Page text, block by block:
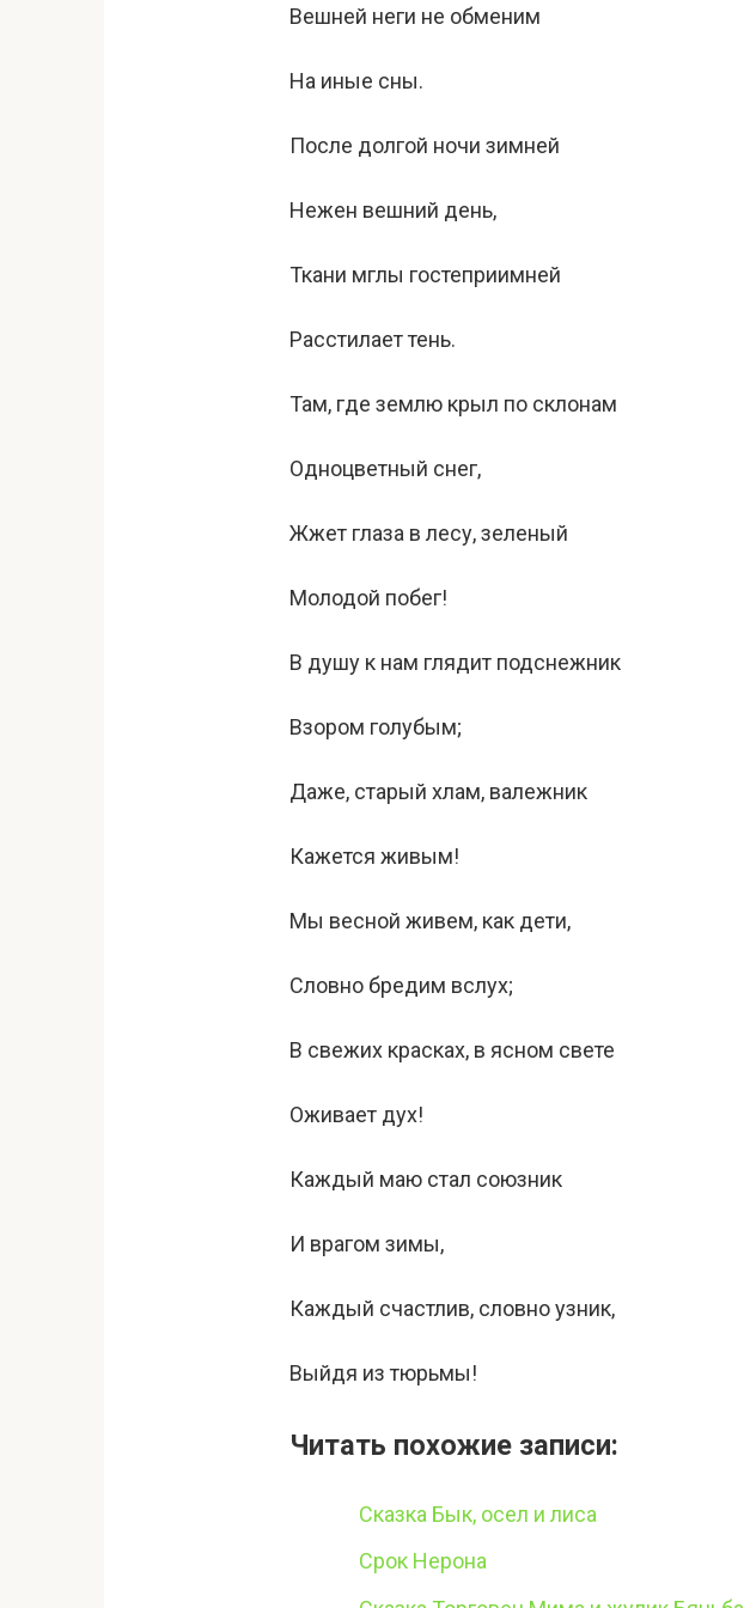
Вешней неги не обменим
На иные сны.
После долгой ночи зимней
Нежен вешний день,
Ткани мглы гостеприимней
Расстилает тень.
Там, где землю крыл по склонам
Одноцветный снег,
Жжет глаза в лесу, зеленый
Молодой побег!
В душу к нам глядит подснежник
Взором голубым;
Даже, старый хлам, валежник
Кажется живым!
Мы весной живем, как дети,
Словно бредим вслух;
В свежих красках, в ясном свете
Оживает дух!
Каждый маю стал союзник
И врагом зимы,
Каждый счастлив, словно узник,
Выйдя из тюрьмы!
Читать похожие записи:
Сказка Бык, осел и лиса
Срок Нерона